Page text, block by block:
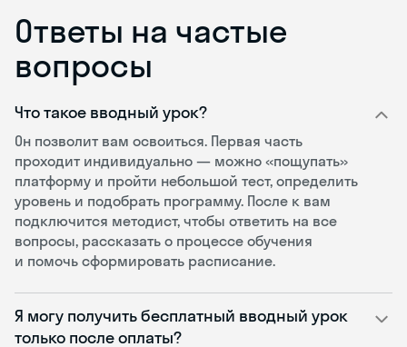
Ответы на частые
вопросы
Что такое вводный урок?
Он позволит вам освоиться. Первая часть
проходит индивидуально — можно «пощупать»
платформу и пройти небольшой тест, определить
уровень и подобрать программу. После к вам
подключится методист, чтобы ответить на все
вопросы, рассказать о процессе обучения
и помочь сформировать расписание.
Я могу получить бесплатный вводный урок
только после оплаты?